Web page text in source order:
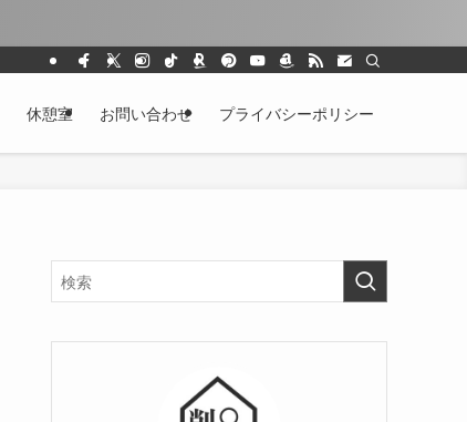
休憩室 お問い合わせ プライバシーポリシー